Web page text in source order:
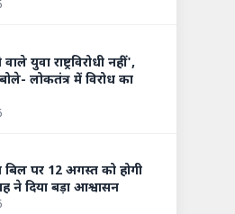
युवा राष्ट्रविरोधी नहीं',
लोकतंत्र में विरोध का
पर 12 अगस्त को होगी
ने दिया बड़ा आश्वासन